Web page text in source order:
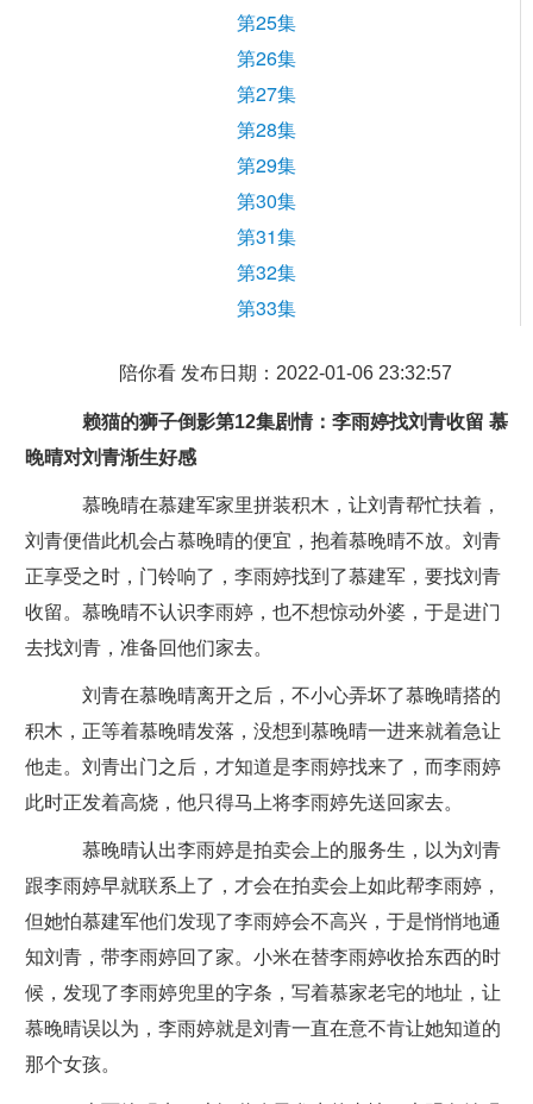
第25集
第26集
第27集
第28集
第29集
第30集
第31集
第32集
第33集
陪你看 发布日期：2022-01-06 23:32:57
赖猫的狮子倒影第12集剧情：李雨婷找刘青收留 慕
晚晴对刘青渐生好感
慕晚晴在慕建军家里拼装积木，让刘青帮忙扶着，
刘青便借此机会占慕晚晴的便宜，抱着慕晚晴不放。刘青
正享受之时，门铃响了，李雨婷找到了慕建军，要找刘青
收留。慕晚晴不认识李雨婷，也不想惊动外婆，于是进门
去找刘青，准备回他们家去。
刘青在慕晚晴离开之后，不小心弄坏了慕晚晴搭的
积木，正等着慕晚晴发落，没想到慕晚晴一进来就着急让
他走。刘青出门之后，才知道是李雨婷找来了，而李雨婷
此时正发着高烧，他只得马上将李雨婷先送回家去。
慕晚晴认出李雨婷是拍卖会上的服务生，以为刘青
跟李雨婷早就联系上了，才会在拍卖会上如此帮李雨婷，
但她怕慕建军他们发现了李雨婷会不高兴，于是悄悄地通
知刘青，带李雨婷回了家。小米在替李雨婷收拾东西的时
候，发现了李雨婷兜里的字条，写着慕家老宅的地址，让
慕晚晴误以为，李雨婷就是刘青一直在意不肯让她知道的
那个女孩。